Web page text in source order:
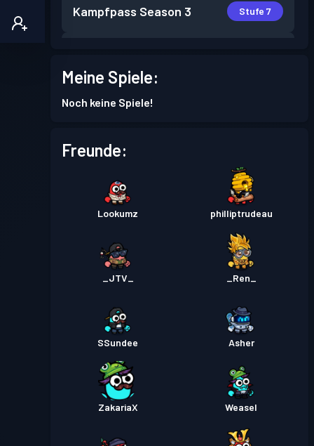
Kampfpass Season 3 Stufe 7
Kampfpass Season 1
Meine Spiele:
Noch keine Spiele!
Freunde:
Lookumz philliptrudeau
_JTV_ _Ren_
SSundee Asher
ZakariaX Weasel